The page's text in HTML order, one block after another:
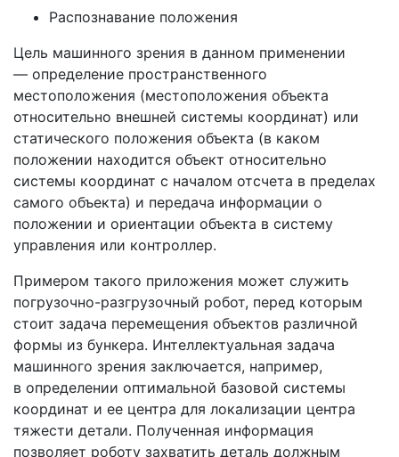
Распознавание положения
Цель машинного зрения в данном применении
— определение пространственного
местоположения (местоположения объекта
относительно внешней системы координат) или
статического положения объекта (в каком
положении находится объект относительно
системы координат с началом отсчета в пределах
самого объекта) и передача информации о
положении и ориентации объекта в систему
управления или контроллер.
Примером такого приложения может служить
погрузочно-разгрузочный робот, перед которым
стоит задача перемещения объектов различной
формы из бункера. Интеллектуальная задача
машинного зрения заключается, например,
в определении оптимальной базовой системы
координат и ее центра для локализации центра
тяжести детали. Полученная информация
позволяет роботу захватить деталь должным